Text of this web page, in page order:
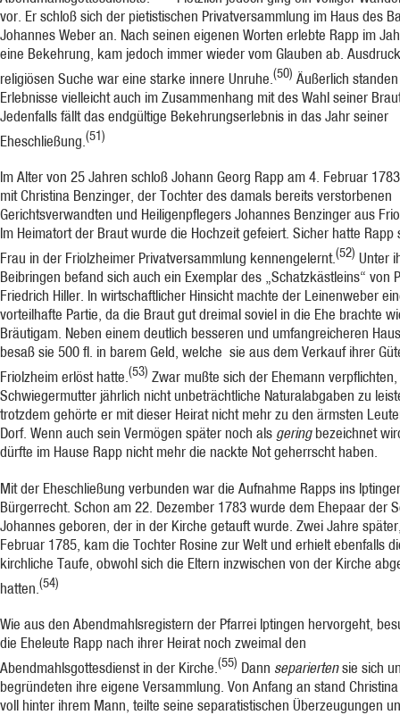
vor. Er schloß sich der pietistischen Privat­versammlung im Haus des
Johannes Weber an. Nach seinen eigenen Worten erlebte Rapp im
eine Bekehrung, kam jedoch immer wieder vom Glauben ab.
religiö­sen Suche war eine starke innere Unruhe. (50) Äußerlich
Erlebnisse vielleicht auch im Zusammenhang mit des Wahl seiner
Jedenfalls fällt das endgültige Bekehrungser­lebnis in das Jahr seiner
Eheschließung. (51)
Im Alter von 25 Jahren schloß Johann Georg Rapp am 4. Februar
mit Christina Benzinger, der Tochter des damals bereits verstorbenen
Gerichtsverwandten und Heiligenpflegers Johannes Benzinger aus
Im Heimatort der Braut wurde die Hochzeit gefeiert. Sicher hatte Rapp
Frau in der Friolzheimer Privatversammlung kennengelernt.(52) Unter
Beibringen befand sich auch ein Exemplar des „Schatzkästleins“ von
Friedrich Hiller. In wirtschaft­licher Hin­sicht machte der Leinenweber
vorteilhafte Partie, da die Braut gut dreimal soviel in die Ehe brachte
Bräutigam. Neben einem deutlich besseren und umfangrei­cheren
besaß sie 500 fl. in barem Geld, welche sie aus dem Verkauf ihrer
Friolzheim erlöst hatte.(53) Zwar mußte sich der Ehemann
Schwiegermut­ter jährlich nicht unbeträchtliche Naturalabgaben zu
trotzdem gehörte er mit dieser Heirat nicht mehr zu den ärmsten
Dorf. Wenn auch sein Vermögen später noch als geringbezeichnet
dürfte im Hause Rapp nicht mehr die nackte Not geherrscht haben.
Mit der Eheschließung verbunden war die Aufnahme Rapps ins Iptinger
Bürgerrecht. Schon am 22. Dezember 1783 wurde dem Ehepaar der
Johannes geboren, der in der Kirche getauft wurde. Zwei Jahre
Februar 1785, kam die Tochter Rosine zur Welt und erhielt ebenfalls
kirchliche Taufe, obwohl sich die Eltern inzwischen von der Kirche
hatten. (54)
Wie aus den Abendmahlsregistern der Pfarrei Iptingen hervorgeht,
die Eheleute Rapp nach ihrer Heirat noch zweimal den
Abendmahlsgottesdienst in der Kirche. (55) Dann separiertensie sich
begründeten ihre eigene Versammlung. Von Anfang an stand
voll hinter ihrem Mann, teilte seine separatistischen Überzeugungen